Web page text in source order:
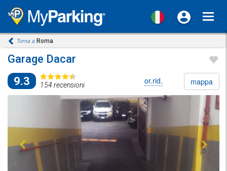
Torna a Roma
Garage Dacar
9.3
154 recensioni or.rid. mappa
Previous Next